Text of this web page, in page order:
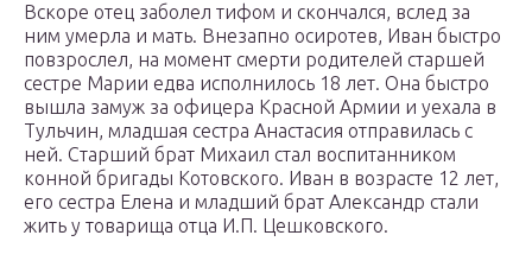
Вскоре отец заболел тифом и скончался, вслед за
ним умерла и мать. Внезапно осиротев, Иван быстро
повзрослел, на момент смерти родителей старшей
сестре Марии едва исполнилось 18 лет. Она быстро
вышла замуж за офицера Красной Армии и уехала в
Тульчин, младшая сестра Анастасия отправилась с
ней. Старший брат Михаил стал воспитанником
конной бригады Котовского. Иван в возрасте 12 лет,
его сестра Елена и младший брат Александр стали
жить у товарища отца И.П. Цешковского.